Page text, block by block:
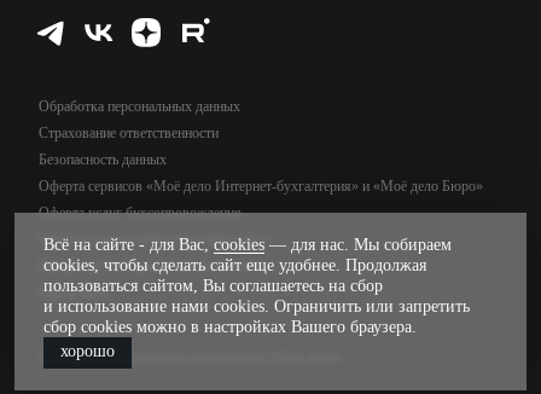
Обработка персональных данных
Страхование ответственности
Безопасность данных
Оферта сервисов «Моё дело Интернет-бухгалтерия» и «Моё дело Бюро»
Оферта услуг бухсопровождения
Оферта сервиса «Моё дело Финансы»
Оферта услуг управленческого учёта
Карта сайта
© 2009—2026, интернет-бухгалтерия «Моё дело»
Всё на сайте - для Вас, cookies — для нас. Мы собираем
cookies, чтобы сделать сайт еще удобнее. Продолжая
пользоваться сайтом, Вы соглашаетесь на сбор
и использование нами cookies. Ограничить или запретить
сбор cookies можно в настройках Вашего браузера.
хорошо